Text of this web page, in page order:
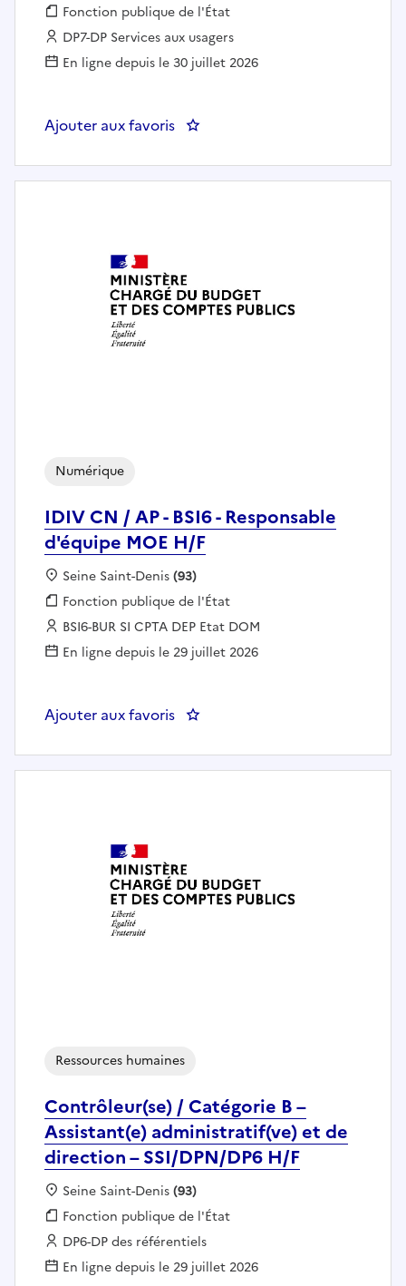
Fonction publique :
Fonction publique de l'État
Employeur :
DP7-DP Services aux usagers
En ligne depuis le 30 juillet 2026
Ajouter aux favoris : IFIP/ATT PSE – DP7 -
IDIV CN / AP - BSI6 - Responsable
d'équipe MOE H/F
Numérique
Localisation :
Seine Saint-Denis(93)
Fonction publique :
Fonction publique de l'État
Employeur :
BSI6-BUR SI CPTA DEP Etat DOM
En ligne depuis le 29 juillet 2026
Ajouter aux favoris : IDIV CN / AP - BSI6 -
Contrôleur(se) / Catégorie B –
Assistant(e) administratif(ve) et de
direction – SSI/DPN/DP6 H/F
Ressources humaines
Localisation :
Seine Saint-Denis(93)
Fonction publique :
Fonction publique de l'État
Employeur :
DP6-DP des référentiels
En ligne depuis le 29 juillet 2026